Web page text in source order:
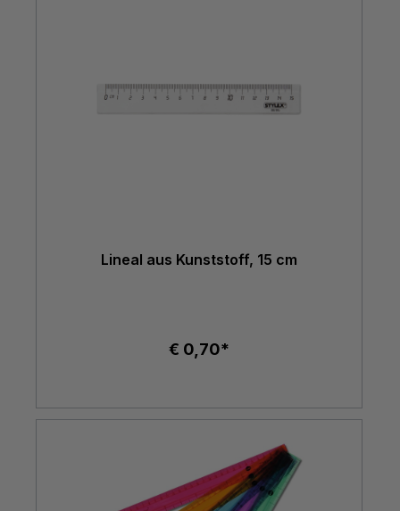
Lineal aus Kunststoff, 15 cm
€ 0,70*